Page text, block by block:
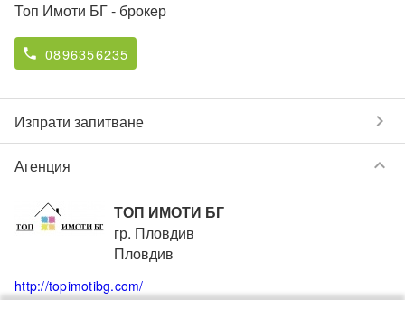
Топ Имоти БГ- брокер
phone 0896356235
Изпрати запитване chevron_right
Агенция keyboard_arrow_down
ТОП ИМОТИ БГ
гр. Пловдив
Пловдив
http://topimotibg.com/